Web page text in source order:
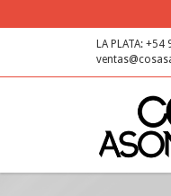
LA PLATA: